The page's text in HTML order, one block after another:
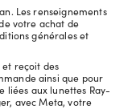
Les renseignements
votre achat de
générales et
reçoit des
ainsi que pour
liées aux lunettes Ray-
avec Meta, votre